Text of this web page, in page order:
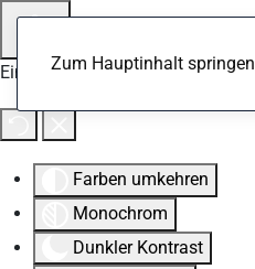
Eingabehilfen öffnen
Farben umkehren
Monochrom
Dunkler Kontrast
Zum Hauptinhalt springen